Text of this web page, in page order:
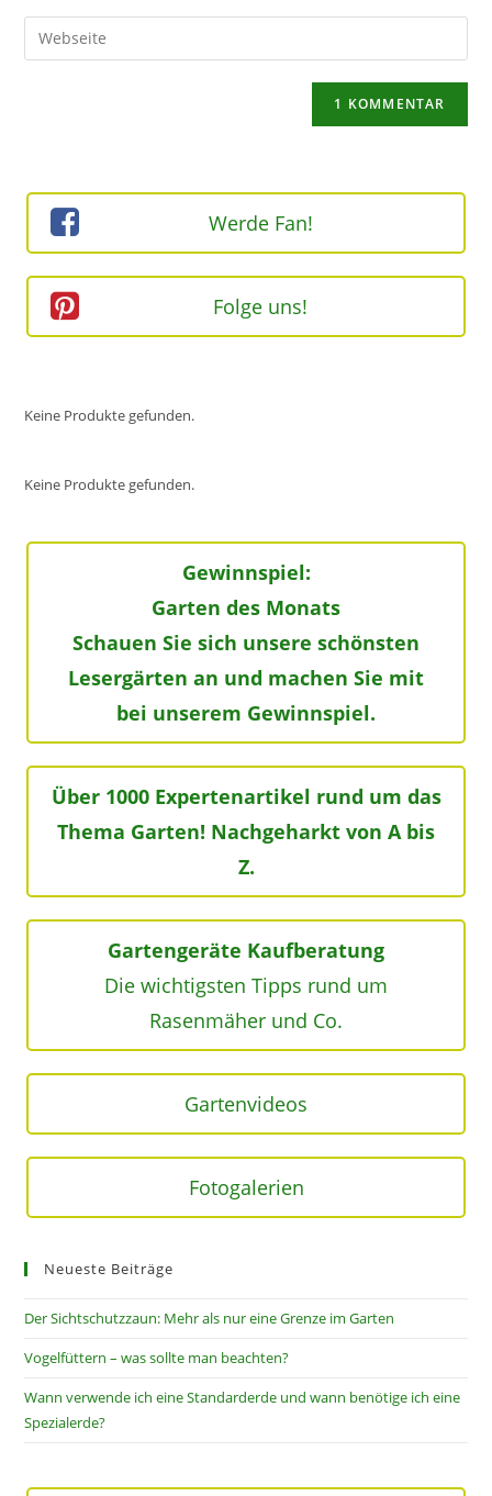
zum
Kommentieren
E-
Mail-
Gib
deine
Werde Fan!
Folge uns!
Keine Produkte gefunden.
Keine Produkte gefunden.
Gewinnspiel:
Garten des Monats
Schauen Sie sich unsere schönsten
Lesergärten an und machen Sie mit
bei unserem Gewinnspiel.
Über 1000 Expertenartikel rund um das
Thema Garten! Nachgeharkt von A bis
Z.
Gartengeräte Kaufberatung
Die wichtigsten Tipps rund um
Rasenmäher und Co.
Gartenvideos
Fotogalerien
Neueste Beiträge
Der Sichtschutzzaun: Mehr als nur eine Grenze im Garten
Vogelfüttern – was sollte man beachten?
Wann verwende ich eine Standarderde und wann benötige ich eine
Spezialerde?